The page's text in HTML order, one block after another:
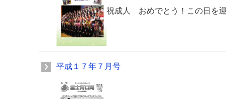
祝成人 おめでとう！この日を
平成１７年７月号